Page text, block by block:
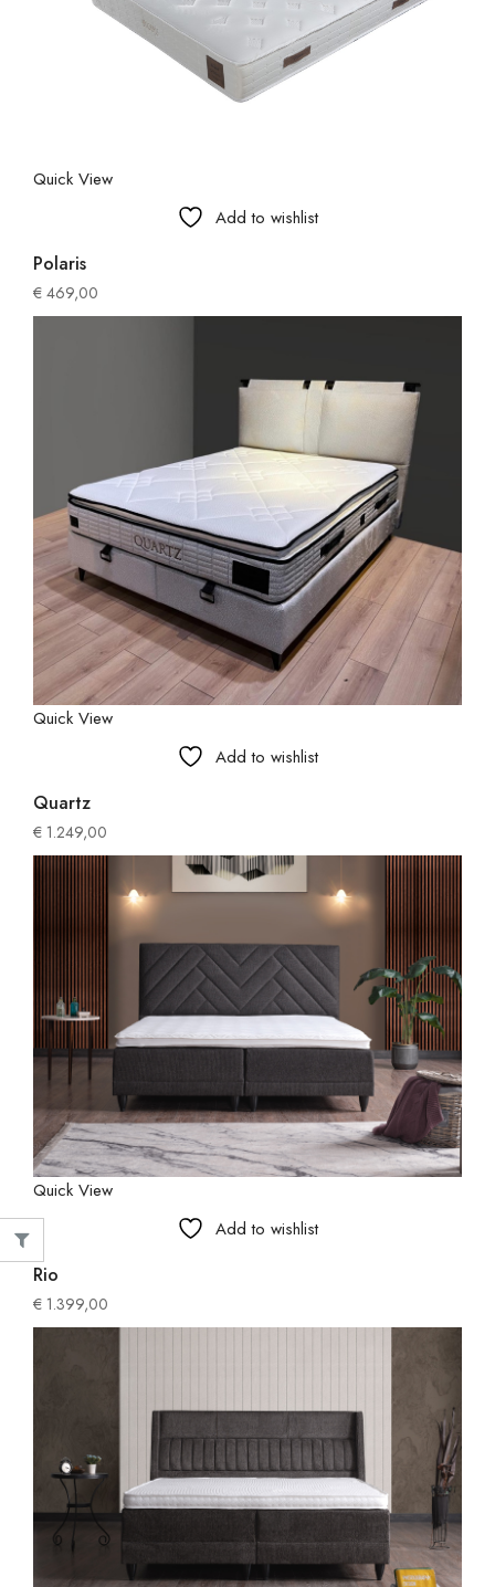
Quick View
Add to wishlist
Polaris
€ 469,00
Quick View
Add to wishlist
Quartz
€ 1.249,00
Quick View
Add to wishlist
Rio
€ 1.399,00